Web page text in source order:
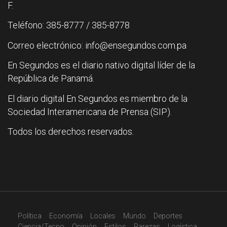
F.
Teléfono: 385-8777 / 385-8778
Correo electrónico: info@ensegundos.com.pa
En Segundos es el diario nativo digital líder de la
República de Panamá.
El diario digital En Segundos es miembro de la
Sociedad Interamericana de Prensa (SIP).
Todos los derechos reservados.
Política Economía Locales Mundo
Deportes